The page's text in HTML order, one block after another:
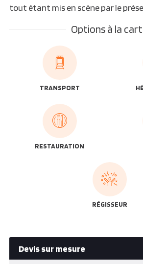
tout étant mis en scène par le
Options à la
TRANSPORT
RESTAURATION
RÉGISSEUR
Devis sur mesure